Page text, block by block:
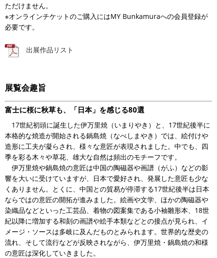
ただけません。
※オンラインチケットのご購入にはMY Bunkamuraへの会員登録が
必要です。
出展作品リスト
展覧会趣旨
富士に桜に秋草も、「日本」を感じる80選
17世紀初頭に誕生した伊万里焼（いまりやき）と、17世紀後半に
本格的な焼造が開始される鍋島焼（なべしまやき）では、絵付けや
造形に工夫が凝らされ、様々な意匠が表現されました。中でも、四
季を彩る木々や草花、雄大な自然は頻出のモチーフです。
伊万里焼や鍋島焼の意匠は中国の陶磁器や画譜（がふ）などの影
響を大いに受けていますが、日本で愛好され、発展した意匠も少な
くありません。とくに、中国との貿易が停滞する17世紀後半は日本
ならではの意匠の開拓が進みました。絵画や文学、ほかの陶磁器や
染織品などといった工芸品、着物の図案集である小袖雛形本、18世
紀以降に増加する和刻の画譜や絵手本類などとの接点が見られ、イ
メージ・ソースは多岐に及んだものとみられます。世界的な歴史の
流れ、そして流行などが反映されながら、伊万里焼・鍋島焼の和様
の意匠は深化していきました。